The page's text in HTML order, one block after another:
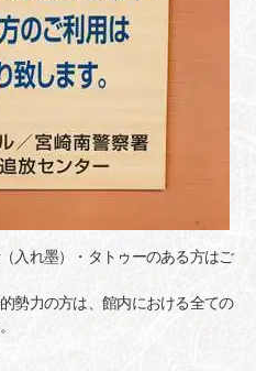
入れ墨）・タトゥーのある方はご
勢力の方は、館内における全ての